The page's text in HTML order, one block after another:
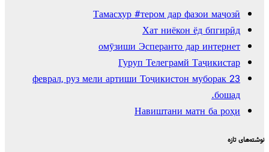
Тамасхур #тером дар фазои маҷозӣ
Хат ниёкон ёд бпгирӣд
омӯзиши Эсперанто дар интернет
Гуруп Телеграмй Таҷикистар
23 феврал, руз мели артиши Тоҷикистон муборак
бошад.
Навиштани матн ба роҳи
نوشته‌های تازه